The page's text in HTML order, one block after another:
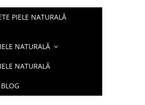
PIELE NATURALĂ
NATURALĂ
NATURALĂ
BLOG